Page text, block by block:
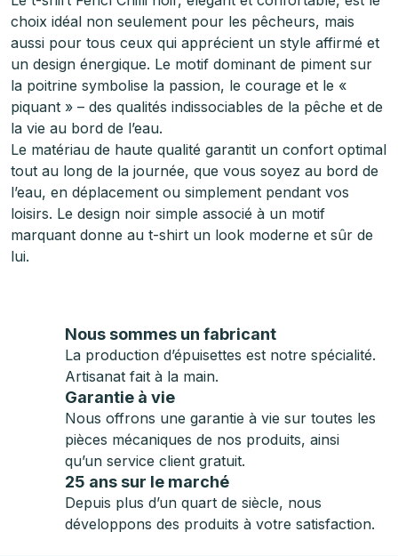
choix idéal non seulement pour les pêcheurs, mais
aussi pour tous ceux qui apprécient un style affirmé et
un design énergique. Le motif dominant de piment sur
la poitrine symbolise la passion, le courage et le «
piquant » – des qualités indissociables de la pêche et de
la vie au bord de l’eau.
Le matériau de haute qualité garantit un confort optimal
tout au long de la journée, que vous soyez au bord de
l’eau, en déplacement ou simplement pendant vos
loisirs. Le design noir simple associé à un motif
marquant donne au t-shirt un look moderne et sûr de
lui.
Nous sommes un fabricant
La production d’épuisettes est notre spécialité.
Artisanat fait à la main.
Garantie à vie
Nous offrons une garantie à vie sur toutes les
pièces mécaniques de nos produits, ainsi
qu’un service client gratuit.
25 ans sur le marché
Depuis plus d’un quart de siècle, nous
développons des produits à votre satisfaction.